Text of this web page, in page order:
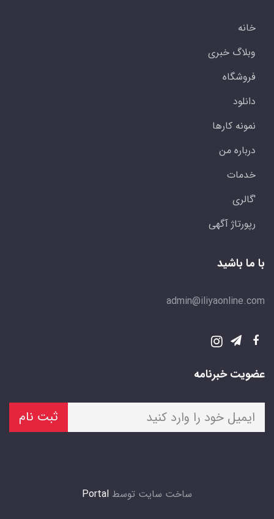
خانه
وبلاگ خبری
فروشگاه
دانلود
نمونه کارها
درباره من
خدمات
'گالری
رپورتاژ آگهی
با ما باشید
admin@iliyaonline.com
عضویت خبرنامه
ثبت نام
ساخت سایت توسط Portal